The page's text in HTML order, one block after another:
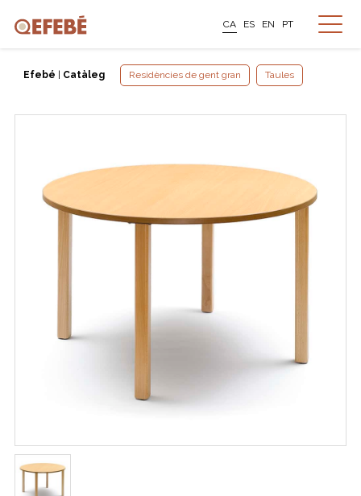
CA ES EN PT
Efebé Catàleg Residències de gent gran Taules